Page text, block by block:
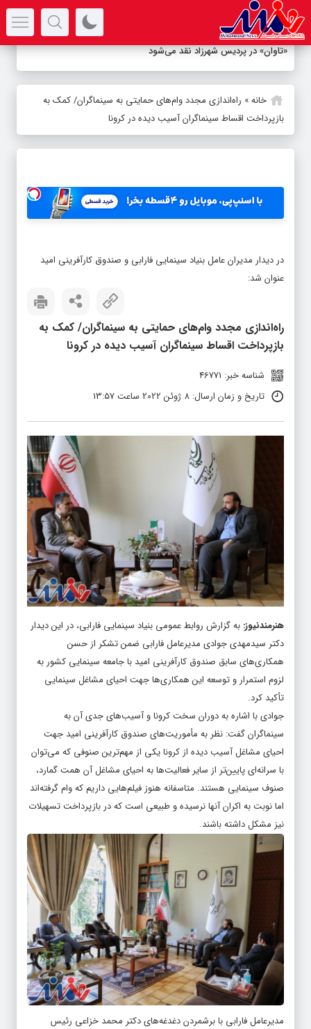
«تاوان» در پردیس شهرزاد نقد می‌شود
خانه» راه‌اندازی مجدد وام‌های حمایتی به سینماگران/ کمک به
بازپرداخت اقساط سینماگران آسیب دیده در کرونا
در دیدار مدیران عامل بنیاد سینمایی فارابی و صندوق کارآفرینی امید
عنوان شد:
راه‌اندازی مجدد وام‌های حمایتی به سینماگران/ کمک به
بازپرداخت اقساط سینماگران آسیب دیده در کرونا
شناسه خبر: 46771
تاریخ و زمان ارسال: 8 ژوئن 2022 ساعت 13:57
هنرمندنیوز: به گزارش روابط عمومی بنیاد سینمایی فارابی، در این دیدار
دکتر سیدمهدی جوادی مدیرعامل فارابی ضمن تشکر از حسن
همکاری‌های سابق صندوق کارآفرینی امید با جامعه سینمایی کشور به
لزوم استمرار و توسعه این همکاری‌ها جهت احیای مشاغل سینمایی
تأکید کرد.
جوادی با اشاره به دوران سخت کرونا و آسیب‌های جدی آن به
سینماگران گفت: نظر به مأموریت‌های صندوق کارآفرینی امید جهت
احیای مشاغل آسیب دیده از کرونا یکی از مهم‌ترین صنوفی که می‌توان
با سرانه‌ای پایین‌تر از سایر فعالیت‌ها به احیای مشاغل آن همت گمارد،
صنوف سینمایی هستند. متاسفانه هنوز فیلم‌هایی داریم که وام گرفته‌اند
اما نوبت به اکران آنها نرسیده و طبیعی است که در بازپرداخت تسهیلات
نیز مشکل داشته باشند.
مدیرعامل فارابی با برشمردن دغدغه‌های دکتر محمد خزاعی رئیس